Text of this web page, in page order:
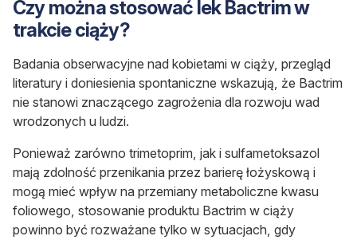
Czy można stosować lek Bactrim w
trakcie ciąży?
Badania obserwacyjne nad kobietami w ciąży, przegląd
literatury i doniesienia spontaniczne wskazują, że Bactrim
nie stanowi znaczącego zagrożenia dla rozwoju wad
wrodzonych u ludzi.
Ponieważ zarówno trimetoprim, jak i sulfametoksazol
mają zdolność przenikania przez barierę łożyskową i
mogą mieć wpływ na przemiany metaboliczne kwasu
foliowego, stosowanie produktu Bactrim w ciąży
powinno być rozważane tylko w sytuacjach, gdy